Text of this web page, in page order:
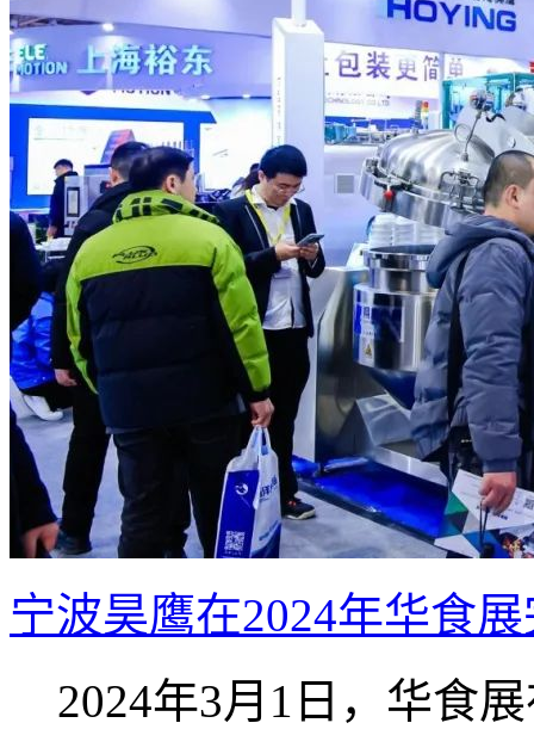
宁波昊鹰在2024年华食
2024年3月1日，华食